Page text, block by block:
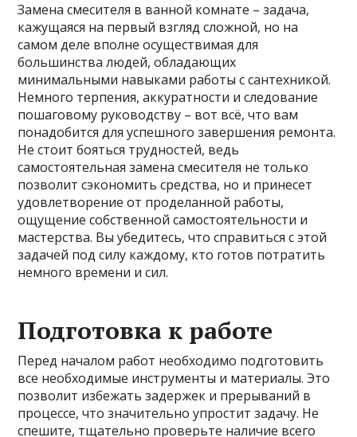
Замена смесителя в ванной комнате – задача,
кажущаяся на первый взгляд сложной, но на
самом деле вполне осуществимая для
большинства людей, обладающих
минимальными навыками работы с сантехникой.
Немного терпения, аккуратности и следование
пошаговому руководству – вот всё, что вам
понадобится для успешного завершения ремонта.
Не стоит бояться трудностей, ведь
самостоятельная замена смесителя не только
позволит сэкономить средства, но и принесет
удовлетворение от проделанной работы,
ощущение собственной самостоятельности и
мастерства. Вы убедитесь, что справиться с этой
задачей под силу каждому, кто готов потратить
немного времени и сил.
Подготовка к работе
Перед началом работ необходимо подготовить
все необходимые инструменты и материалы. Это
позволит избежать задержек и прерываний в
процессе, что значительно упростит задачу. Не
спешите, тщательно проверьте наличие всего